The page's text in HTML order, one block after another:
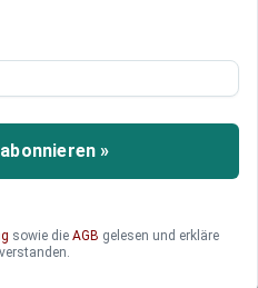
Twitter
Berichts geht es
im Hinblick auf
und
Ende aufgehen.
»
sowie die AGB gelesen und erkläre